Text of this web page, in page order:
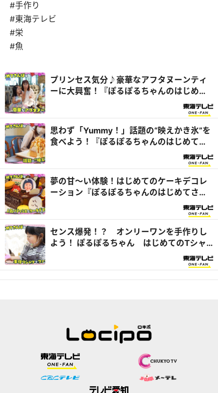
#手作り
#東海テレビ
#栄
#魚
プリンセス気分♪豪華なアフタヌーンティ
ーに大興奮！『ぽるぽるちゃんのはじめて
思わず「Yummy！」話題の“映えかき氷”を
食べよう！『ぽるぽるちゃんのはじめてさ
夢の甘～い体験！はじめてのケーキデコレ
ーション『ぽるぽるちゃんのはじめてさん
センス爆発！？ オンリーワンを手作りし
よう！ ぽるぽるちゃん はじめてのTシャ